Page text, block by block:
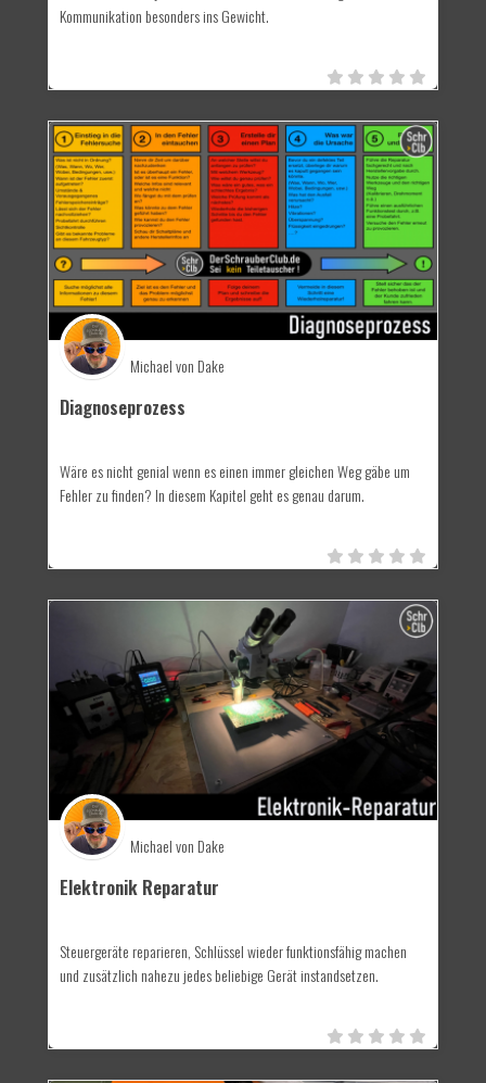
Kommunikation besonders ins Gewicht.
Michael von Dake
Diagnoseprozess
Wäre es nicht genial wenn es einen immer gleichen Weg gäbe um
Fehler zu finden? In diesem Kapitel geht es genau darum.
Michael von Dake
Elektronik Reparatur
Steuergeräte reparieren, Schlüssel wieder funktionsfähig machen
und zusätzlich nahezu jedes beliebige Gerät instandsetzen.